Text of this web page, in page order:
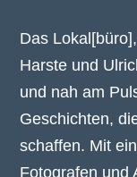
Das
Harste und
und nah am
Geschichten,
schaffen. Mit
Fotografen und